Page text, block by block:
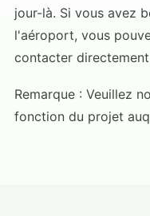
jour-là. Si vous avez
l'aéroport, vous
contacter
Remarque : Veuillez
fonction du projet